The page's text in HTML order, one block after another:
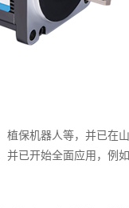
保机器人等，并已在
已开始全面应用，例